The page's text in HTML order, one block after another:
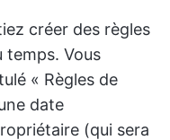
créer des règles
temps. Vous
« Règles de
date
(qui sera